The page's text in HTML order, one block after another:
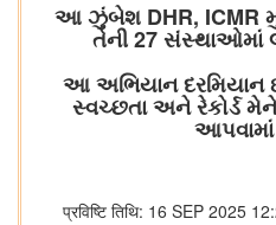
આ ઝુંબેશ DHR, ICMR
તેની 27 સંસ્થાઓમાં
આ અભિયાન દરમિયાન
સ્વચ્છતા અને રેકોર્ડ
प्रविष्टि तिथि: 16 SEP 2025